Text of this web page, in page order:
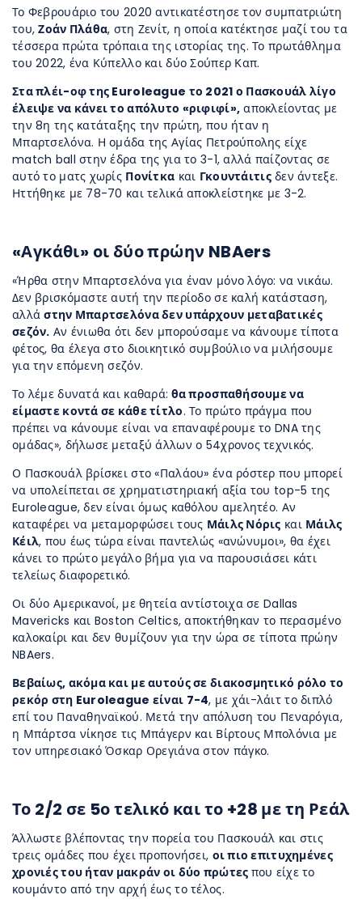
Το Φεβρουάριο του 2020 αντικατέστησε τον συμπατριώτη
του,Ζοάν Πλάθα, στη Ζενίτ, η οποία κατέκτησε μαζί του τα
τέσσερα πρώτα τρόπαια της ιστορίας της. Το πρωτάθλημα
του 2022, ένα Κύπελλο και δύο Σούπερ Καπ.
Στα πλέι-οφ της Euroleague το 2021 ο Πασκουάλ λίγο
έλειψε να κάνει το απόλυτο «ριφιφί», αποκλείοντας με
την 8η της κατάταξης την πρώτη, που ήταν η
Μπαρτσελόνα. Η ομάδα της Αγίας Πετρούπολης είχε
match ball στην έδρα της για το 3-1, αλλά παίζοντας σε
αυτό το ματς χωρίς Πονίτκα και Γκουντάιτιςδεν άντεξε.
Ηττήθηκε με 78-70 και τελικά αποκλείστηκε με 3-2.
«Αγκάθι» οι δύο πρώην NBAers
«Ήρθα στην Μπαρτσελόνα για έναν μόνο λόγο: να νικάω.
Δεν βρισκόμαστε αυτή την περίοδο σε καλή κατάσταση,
αλλάστην Μπαρτσελόνα δεν υπάρχουν μεταβατικές
σεζόν. Αν ένιωθα ότι δεν μπορούσαμε να κάνουμε τίποτα
φέτος, θα έλεγα στο διοικητικό συμβούλιο να μιλήσουμε
για την επόμενη σεζόν.
Το λέμε δυνατά και καθαρά: θα προσπαθήσουμε να
είμαστε κοντά σε κάθε τίτλο. Το πρώτο πράγμα που
πρέπει να κάνουμε είναι να επαναφέρουμε το DNA της
ομάδας», δήλωσε μεταξύ άλλων ο 54χρονος τεχνικός.
Ο Πασκουάλ βρίσκει στο «Παλάου» ένα ρόστερ που μπορεί
να υπολείπεται σε χρηματιστηριακή αξία του top-5 της
Euroleague, δεν είναι όμως καθόλου αμελητέο. Αν
καταφέρει να μεταμορφώσει τους Μάιλς Νόρις και Μάιλς
Κέιλ, που έως τώρα είναι παντελώς «ανώνυμοι», θα έχει
κάνει το πρώτο μεγάλο βήμα για να παρουσιάσει κάτι
τελείως διαφορετικό.
Οι δύο Αμερικανοί, με θητεία αντίστοιχα σε Dallas
Mavericks και Boston Celtics, αποκτήθηκαν το περασμένο
καλοκαίρι και δεν θυμίζουν για την ώρα σε τίποτα πρώην
NBAers.
Βεβαίως, ακόμα και με αυτούς σε διακοσμητικό ρόλο το
ρεκόρ στη Euroleague είναι 7-4, με χάι-λάιτ το διπλό
επί του Παναθηναϊκού. Μετά την απόλυση του Πεναρόγια,
η Μπάρτσα νίκησε τις Μπάγερν και Βίρτους Μπολόνια με
τον υπηρεσιακό Όσκαρ Ορεγιάνα στον πάγκο.
Το 2/2 σε 5ο τελικό και το +28 με τη Ρεάλ
Άλλωστε βλέποντας την πορεία του Πασκουάλ και στις
τρεις ομάδες που έχει προπονήσει, οι πιο επιτυχημένες
χρονιές του ήταν μακράν οι δύο πρώτες που είχε το
κουμάντο από την αρχή έως το τέλος.